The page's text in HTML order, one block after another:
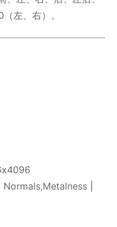
左、右）。
|